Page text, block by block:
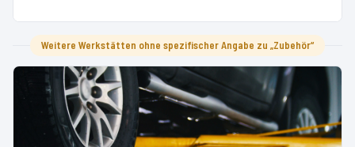
Weitere Werkstätten ohne spezifischer Angabe zu „Zubehör“